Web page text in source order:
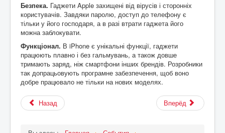
Безпека. Гаджети Apple захищені від вірусів і сторонніх
користувачів. Завдяки паролю, доступ до телефону є
тільки у його господаря, а в разі втрати гаджета його
можна заблокувати.
Функціонал. В iPhone є унікальні функції, гаджети
працюють плавно і без гальмувань, а також довше
тримають заряд, ніж смартфони інших брендів. Розробники
так допрацьовують програмне забезпечення, щоб воно
добре працювало не тільки на нових моделях.
Назад Вперёд